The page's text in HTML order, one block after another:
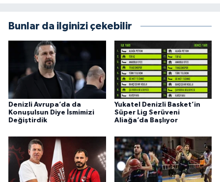
Bunlar da ilginizi çekebilir
Denizli Avrupa’da da
Konuşulsun Diye İsmimizi
Değiştirdik
Yukatel Denizli Basket’in
Süper Lig Serüveni
Aliağa’da Başlıyor